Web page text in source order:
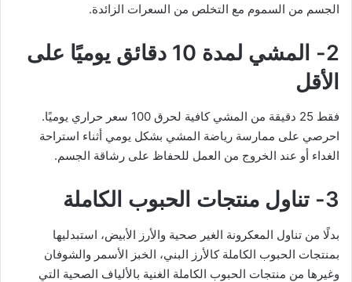
الجسم من السموم مع التخلص من السعرات الزائدة.
2- المشي لمدة 10 دقائق يوميًا على
الأقل
فقط 25 دقيقة من المشي كافية لحرق 100 سعر حراري يوميًا.
احرصي على ممارسة رياضة المشي بشكل يومي أثناء استراحة
الغداء أو عند الخروج من العمل للحفاظ على رشاقة الجسم.
3- تناول منتجات الحبوب الكاملة
بدلًا من تناول المعكرونة الغير صحية والأرز الأبيض، استبدليها
بمنتجات الحبوب الكاملة كالأرز البني، الخبز الأسمر والشوفان
وغيرها من منتجات الحبوب الكاملة الغنية بالألياف الصحية التي